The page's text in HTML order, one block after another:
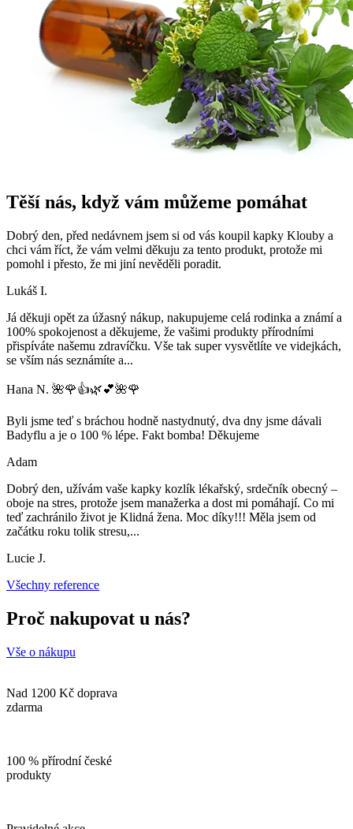
Těší nás, když vám můžeme pomáhat
Dobrý den, před nedávnem jsem si od vás koupil kapky Klouby a
chci vám říct, že vám velmi děkuju za tento produkt, protože mi
pomohl i přesto, že mi jiní nevěděli poradit.
Lukáš I.
Já děkuji opět za úžasný nákup, nakupujeme celá rodinka a známí a
100% spokojenost a děkujeme, že vašimi produkty přírodními
přispíváte našemu zdravíčku. Vše tak super vysvětlíte ve videjkách,
se vším nás seznámíte a...
Hana N. 🌺🌹👍🌿💕🌺🌹
Byli jsme teď s bráchou hodně nastydnutý, dva dny jsme dávali
Badyflu a je o 100 % lépe. Fakt bomba! Děkujeme
Adam
Dobrý den, užívám vaše kapky kozlík lékařský, srdečník obecný –
oboje na stres, protože jsem manažerka a dost mi pomáhají. Co mi
teď zachránilo život je Klidná žena. Moc díky!!! Měla jsem od
začátku roku tolik stresu,...
Lucie J.
Všechny reference
Proč nakupovat u nás?
Vše o nákupu
Nad 1200 Kč doprava
zdarma
100 % přírodní české
produkty